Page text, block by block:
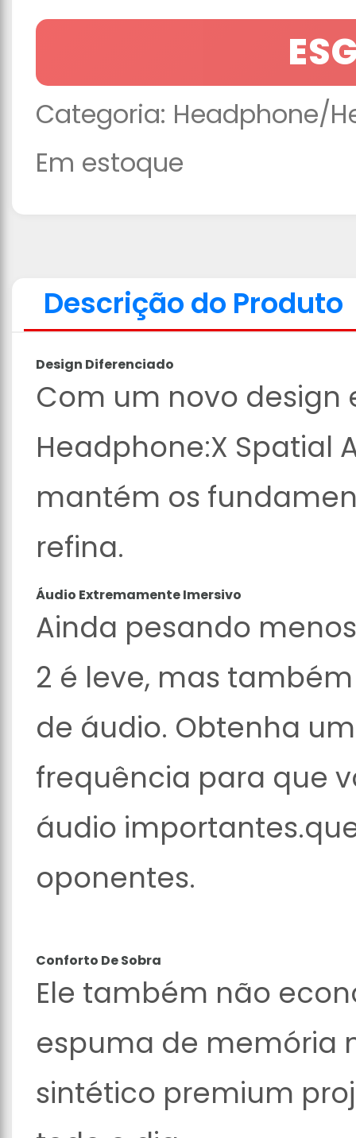
Categoria: Headphone/
Em estoque
Descrição do Produto
Design Diferenciado
Com um novo design
Headphone:X Spatial
mantém os
refina.
Áudio Extremamente Imersivo
Ainda pesando
2 é leve, mas
de áudio. Obtenha
frequência para que
áudio
oponentes.
Conforto De Sobra
Ele também não
espuma de memória
sintético premium